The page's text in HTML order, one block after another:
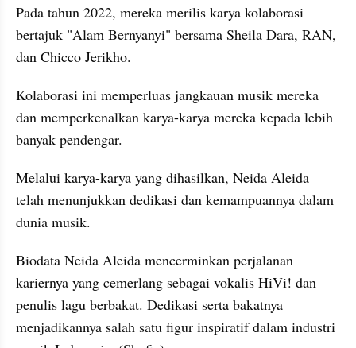
Pada tahun 2022, mereka merilis karya kolaborasi
bertajuk "Alam Bernyanyi" bersama Sheila Dara, RAN,
dan Chicco Jerikho.
Kolaborasi ini memperluas jangkauan musik mereka
dan memperkenalkan karya-karya mereka kepada lebih
banyak pendengar.
Melalui karya-karya yang dihasilkan, Neida Aleida
telah menunjukkan dedikasi dan kemampuannya dalam
dunia musik.
Biodata Neida Aleida mencerminkan perjalanan
kariernya yang cemerlang sebagai vokalis HiVi! dan
penulis lagu berbakat. Dedikasi serta bakatnya
menjadikannya salah satu figur inspiratif dalam industri